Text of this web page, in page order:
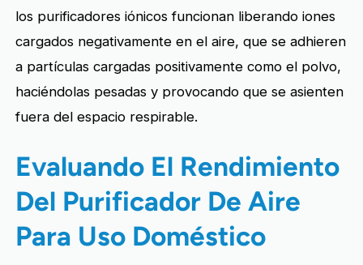
los purificadores iónicos funcionan liberando iones
cargados negativamente en el aire, que se adhieren
a partículas cargadas positivamente como el polvo,
haciéndolas pesadas y provocando que se asienten
fuera del espacio respirable.
Evaluando El Rendimiento
Del Purificador De Aire
Para Uso Doméstico